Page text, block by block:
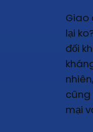
Giao
lại
đối
cũng
mại